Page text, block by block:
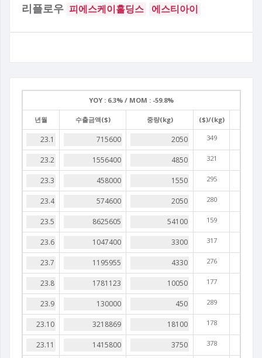
리플로우 피에스케이홀딩스 에스티아이
YOY : 6.3% / MOM : -59.8%
년월 수출금액($) 중량(kg) ($)/(kg)
349
321
295
280
159
317
276
177
289
178
378